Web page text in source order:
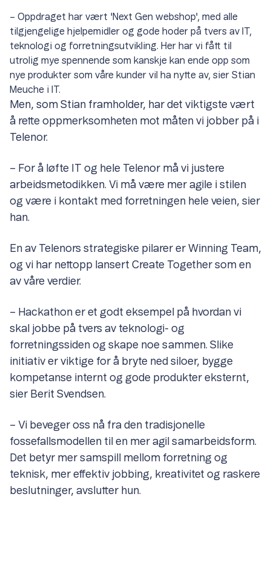
– Oppdraget har vært 'Next Gen webshop', med alle
tilgjengelige hjelpemidler og gode hoder på tvers av IT,
teknologi og forretningsutvikling. Her har vi fått til
utrolig mye spennende som kanskje kan ende opp som
nye produkter som våre kunder vil ha nytte av, sier Stian
Meuche i IT.
Men, som Stian framholder, har det viktigste vært
å rette oppmerksomheten mot måten vi jobber på i
Telenor.
– For å løfte IT og hele Telenor må vi justere
arbeidsmetodikken. Vi må være mer agile i stilen
og være i kontakt med forretningen hele veien, sier
han.
En av Telenors strategiske pilarer er Winning Team,
og vi har nettopp lansert Create Together som en
av våre verdier.
– Hackathon er et godt eksempel på hvordan vi
skal jobbe på tvers av teknologi- og
forretningssiden og skape noe sammen. Slike
initiativ er viktige for å bryte ned siloer, bygge
kompetanse internt og gode produkter eksternt,
sier Berit Svendsen.
– Vi beveger oss nå fra den tradisjonelle
fossefallsmodellen til en mer agil samarbeidsform.
Det betyr mer samspill mellom forretning og
teknisk, mer effektiv jobbing, kreativitet og raskere
beslutninger, avslutter hun.